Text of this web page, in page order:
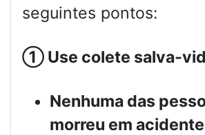
seguintes pontos:
① Use colete salva-
Nenhuma das
morreu em